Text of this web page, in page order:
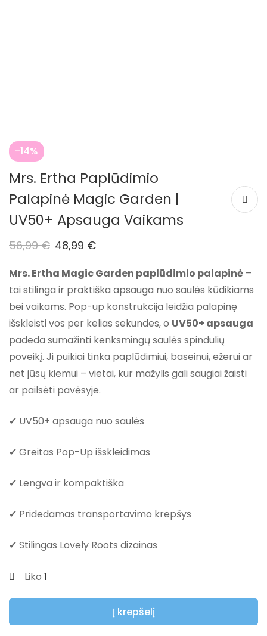
-14%
Mrs. Ertha Paplūdimio
Palapinė Magic Garden |
UV50+ Apsauga Vaikams
56,99€ 48,99 €
Mrs. Ertha Magic Garden paplūdimio palapinė –
tai stilinga ir praktiška apsauga nuo saulės kūdikiams
bei vaikams. Pop-up konstrukcija leidžia palapinę
išskleisti vos per kelias sekundes, o UV50+ apsauga
padeda sumažinti kenksmingų saulės spindulių
poveikį. Ji puikiai tinka paplūdimiui, baseinui, ežerui ar
net jūsų kiemui – vietai, kur mažylis gali saugiai žaisti
ar pailsėti pavėsyje.
✔ UV50+ apsauga nuo saulės
✔ Greitas Pop-Up išskleidimas
✔ Lengva ir kompaktiška
✔ Pridedamas transportavimo krepšys
✔ Stilingas Lovely Roots dizainas
Liko 1
Į krepšelį